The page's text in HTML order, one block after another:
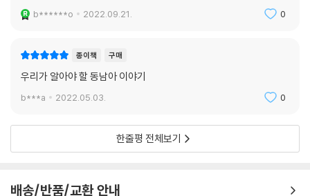
b******o 2022.09.21. 0
종이책 구매
우리가 알아야 할 동남아 이야기
b***a 2022.05.03. 0
한줄평 전체보기
배송/반품/교환 안내